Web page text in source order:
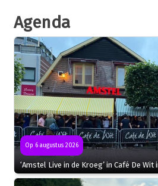
Agenda
Op 6 augustus 2026
‘Amstel Live in de Kroeg’ in Café De